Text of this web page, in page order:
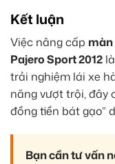
Kết luận
Việc nâng cấp
Pajero Sport 2012
trải nghiệm lái xe
năng vượt trội, đây
đồng tiền bát gạo”
Bạn cần tư vấn